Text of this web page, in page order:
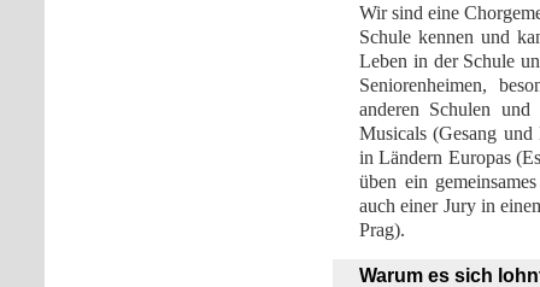
Wir sind eine
Schule kennen und
Leben in der Schule
Seniorenheimen,
anderen Schulen
Musicals (Gesang
in Ländern Europas
üben ein
auch einer Jury in
Prag).
Warum es sich